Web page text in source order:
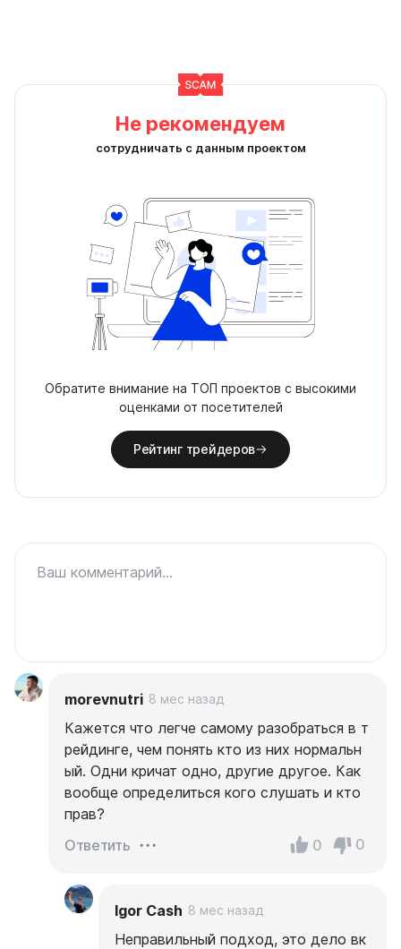
Не рекомендуем
сотрудничать с данным проектом
Обратите внимание на ТОП проектов с высокими
оценками от посетителей
Рейтинг трейдеров
Ваш комментарий...
morevnutri 8 мес назад
Кажется что легче самому разобраться в т
рейдинге, чем понять кто из них нормальн
ый. Одни кричат одно, другие другое. Как
вообще определиться кого слушать и кто
прав?
Ответить
0 0
Igor Cash 8 мес назад
Неправильный подход, это дело вк